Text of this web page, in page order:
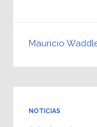
Mauricio
NOTICIAS